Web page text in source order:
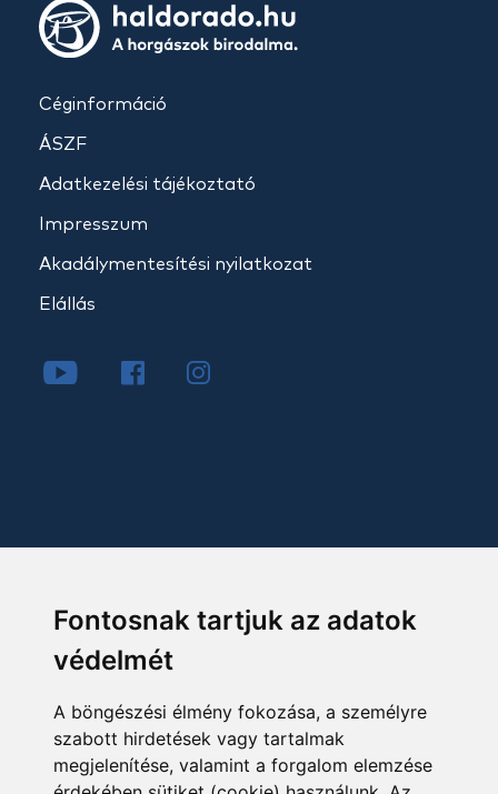
Fontosnak tartjuk az adatok
védelmét
A böngészési élmény fokozása, a személyre
szabott hirdetések vagy tartalmak
megjelenítése, valamint a forgalom elemzése
Céginformáció
ÁSZF
Adatkezelési tájékoztató
Impresszum
Akadálymentesítési nyilatkozat
Elállás